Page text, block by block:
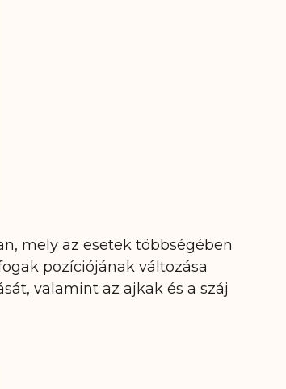
mely az esetek többségében
pozíciójának változása
valamint az ajkak és a száj